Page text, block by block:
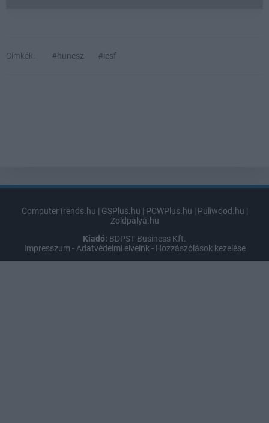
Címkék: #hunesz #iesf
ComputerTrends.hu | GSPlus.hu | PCWPlus.hu | Puliwood.hu |
Zoldpalya.hu
Kiadó: BDPST Business Kft.
Impresszum - Adatvédelmi elveink - Hozzászólások kezelése